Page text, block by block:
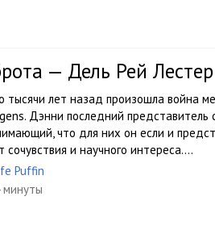
— Дель Рей Лестер
тысячи лет назад произошла война
Дэнни последний представитель
что для них он если и
сочувствия и научного интереса....
Puffin
минуты